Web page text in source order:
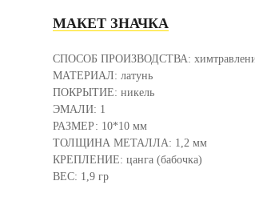
МАКЕТ ЗНАЧКА
СПОСОБ ПРОИЗВОДСТВА:
МАТЕРИАЛ: латунь
ПОКРЫТИЕ: никель
ЭМАЛИ: 1
РАЗМЕР: 10*10 мм
ТОЛЩИНА МЕТАЛЛА: 1,2 мм
КРЕПЛЕНИЕ: цанга (бабочка)
ВЕС: 1,9 гр